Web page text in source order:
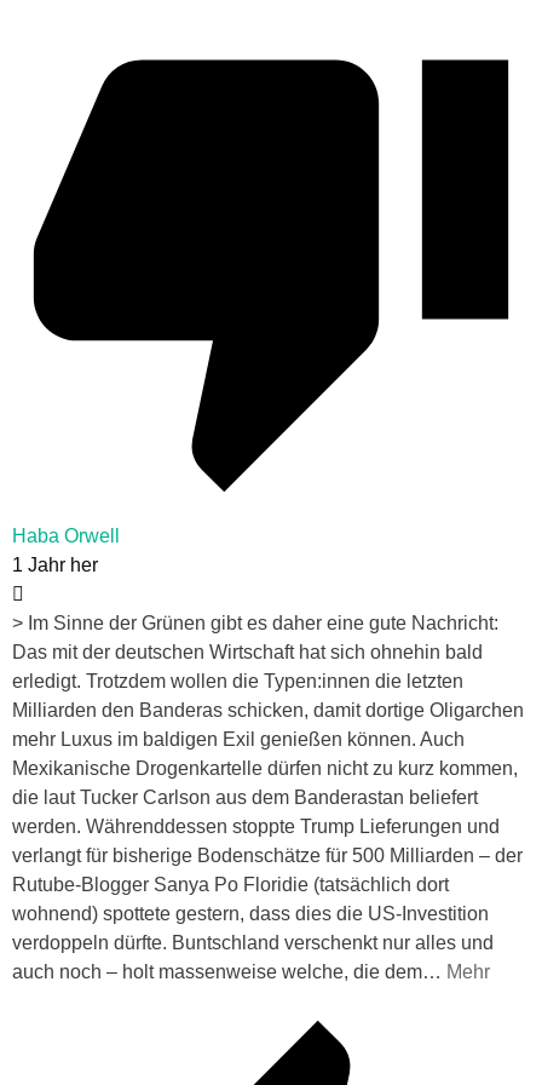
Haba Orwell
1 Jahr her
> Im Sinne der Grünen gibt es daher eine gute Nachricht:
Das mit der deutschen Wirtschaft hat sich ohnehin bald
erledigt. Trotzdem wollen die Typen:innen die letzten
Milliarden den Banderas schicken, damit dortige Oligarchen
mehr Luxus im baldigen Exil genießen können. Auch
Mexikanische Drogenkartelle dürfen nicht zu kurz kommen,
die laut Tucker Carlson aus dem Banderastan beliefert
werden. Währenddessen stoppte Trump Lieferungen und
verlangt für bisherige Bodenschätze für 500 Milliarden – der
Rutube-Blogger Sanya Po Floridie (tatsächlich dort
wohnend) spottete gestern, dass dies die US-Investition
verdoppeln dürfte. Buntschland verschenkt nur alles und
auch noch – holt massenweise welche, die dem… Mehr